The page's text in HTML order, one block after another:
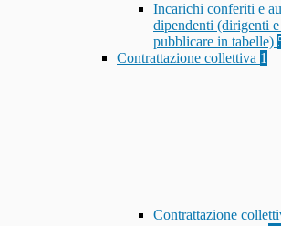
Incarichi conferiti e
dipendenti (dirigenti
pubblicare in tabelle)
Contrattazione collettiva 1
Contrattazione